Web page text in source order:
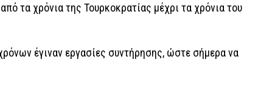
τα χρόνια της Τουρκοκρατίας μέχρι τα χρόνια του
έγιναν εργασίες συντήρησης, ώστε σήμερα να